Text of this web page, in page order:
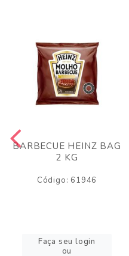
BARBECUE HEINZ BAG
2 KG
Código: 61946
Faça seu login
ou